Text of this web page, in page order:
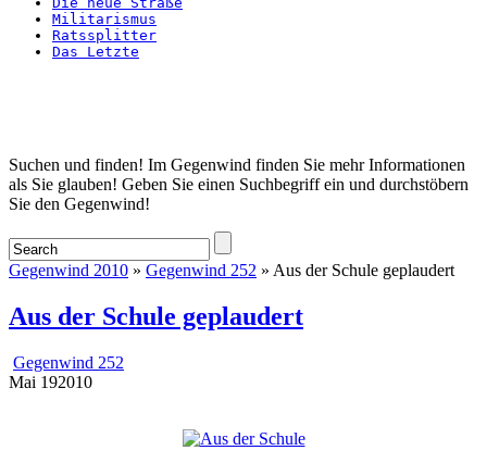
Militarismus
Ratssplitter
Das Letzte
Startseite
Suchen und finden! Im Gegenwind finden Sie mehr Informationen
als Sie glauben! Geben Sie einen Suchbegriff ein und durchstöbern
Sie den Gegenwind!
Gegenwind 2010 » Gegenwind 252 » Aus der Schule geplaudert
Aus der Schule geplaudert
Gegenwind 252
Mai 192010